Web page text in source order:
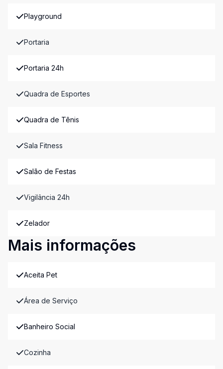
Playground
Portaria
Portaria 24h
Quadra de Esportes
Quadra de Tênis
Sala Fitness
Salão de Festas
Vigilância 24h
Zelador
Mais informações
Aceita Pet
Área de Serviço
Banheiro Social
Cozinha